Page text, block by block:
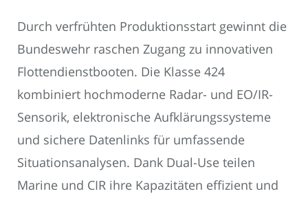
Durch verfrühten Produktionsstart gewinnt die
Bundeswehr raschen Zugang zu innovativen
Flottendienstbooten. Die Klasse 424
kombiniert hochmoderne Radar- und EO/IR-
Sensorik, elektronische Aufklärungssysteme
und sichere Datenlinks für umfassende
Situationsanalysen. Dank Dual-Use teilen
Marine und CIR ihre Kapazitäten effizient und